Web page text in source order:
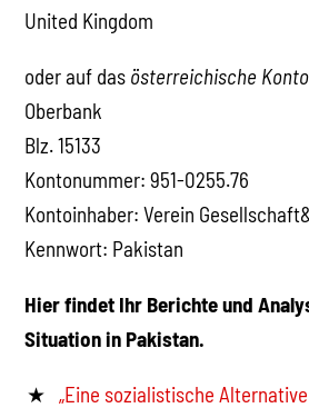
United Kingdom
oder auf das österreichische
Oberbank
Blz. 15133
Kontonummer: 951-0255.76
Kontoinhaber: Verein
Kennwort: Pakistan
Hier findet Ihr Berichte und
Situation in Pakistan.
„Eine sozialistische